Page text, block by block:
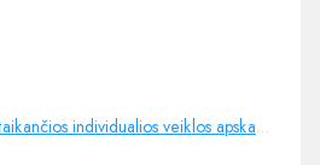
Dažniausios klaidos pasitaikančios individualios veiklos apskaitoje - YouTube